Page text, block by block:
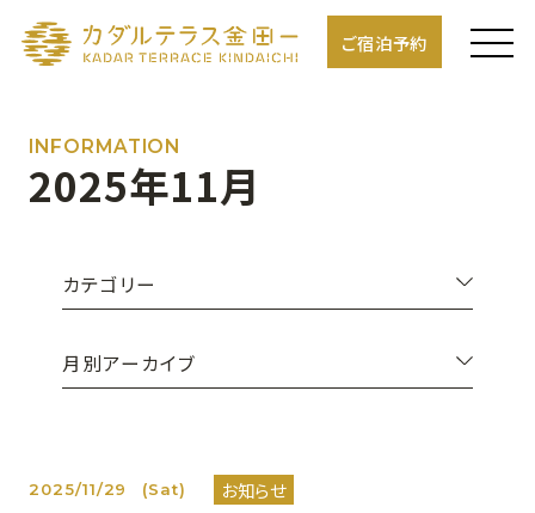
ご宿泊予約
INFORMATION
2025年11月
カテゴリー
月別アーカイブ
2025/11/29 (Sat) お知らせ